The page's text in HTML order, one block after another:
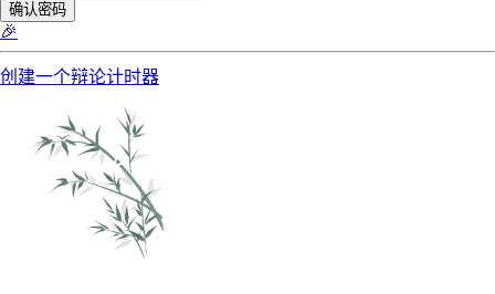
确认密码
🎉
创建一个辩论计时器